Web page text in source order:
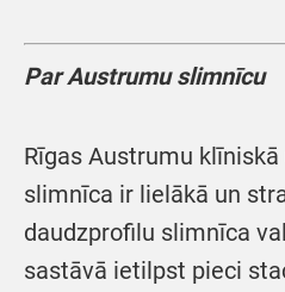
Par Austrumu slimnīcu
Rīgas Austrumu
slimnīca ir lielākā un
daudzprofilu slimnīca
sastāvā ietilpst pieci